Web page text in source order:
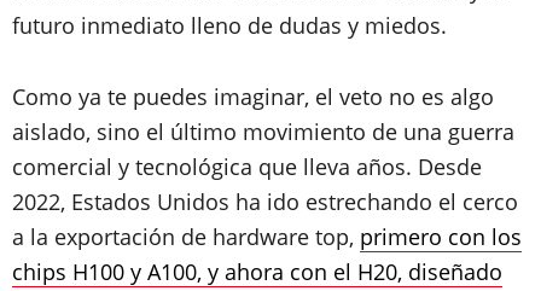
futuro inmediato lleno de dudas y miedos.
Como ya te puedes imaginar, el veto no es algo
aislado, sino el último movimiento de una guerra
comercial y tecnológica que lleva años. Desde
2022, Estados Unidos ha ido estrechando el cerco
a la exportación de hardware top, primero con los
chips H100 y A100, y ahora con el H20, diseñado